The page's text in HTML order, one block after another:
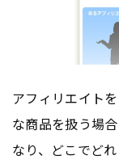
アフィリエイト
な商品を扱う場
なり、どこでど